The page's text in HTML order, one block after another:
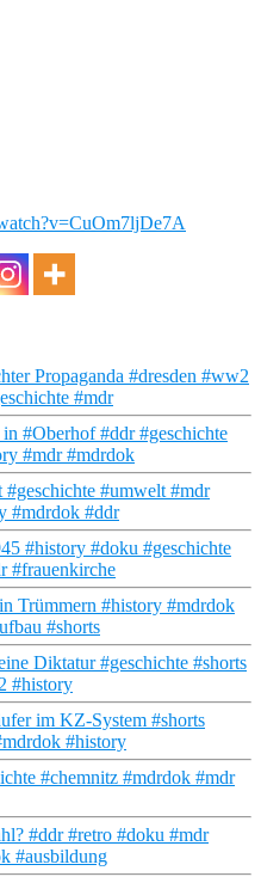
Propaganda #dresden #ww2
#mdr
#Oberhof #ddr #geschichte
#mdr #mdrdok
#umwelt #mdr
#mdrdok #ddr
#history #doku #geschichte
#frauenkirche
Trümmern #history #mdrdok
#shorts
Diktatur #geschichte #shorts
#history
im KZ-System #shorts
#history
#chemnitz #mdrdok #mdr
#ddr #retro #doku #mdr
#ausbildung